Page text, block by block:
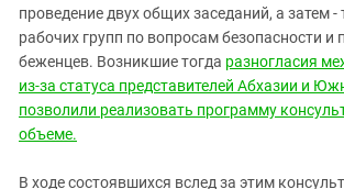
проведение двух общих заседаний, а затем -
рабочих групп по вопросам безопасности и
беженцев. Возникшие тогда разногласия
из-за статуса представителей Абхазии и
позволили реализовать программу
объеме.
В ходе состоявшихся вслед за этим